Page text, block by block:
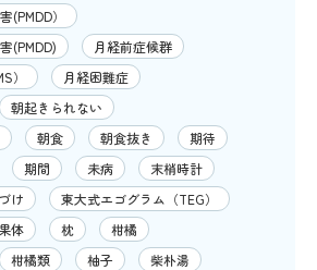
(PMDD）
(PMDD)
月経前症候群
）
月経困難症
朝起きられない
朝食 朝食抜き
期待
期間 未病
末梢時計
け
東大式エゴグラム（TEG）
体 枕
柑橘
柑橘類 柚子
柴朴湯